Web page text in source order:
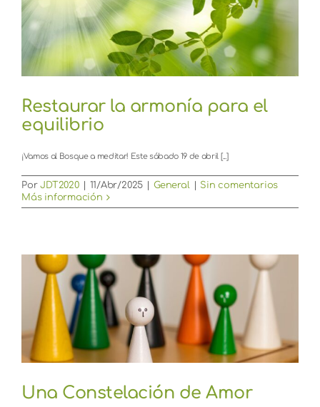
Restaurar la armonía para el
equilibrio
¡Vamos al Bosque a meditar! Este sábado 19 de abril [...]
PorJDT2020 11/Abr/2025 General
Sin comentarios
Más información
Una Constelación de Amor